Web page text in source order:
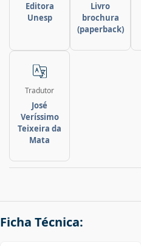
Editora
Unesp
Livro
brochura
(paperback)
Tradutor
José
Veríssimo
Teixeira da
Mata
Ficha Técnica: